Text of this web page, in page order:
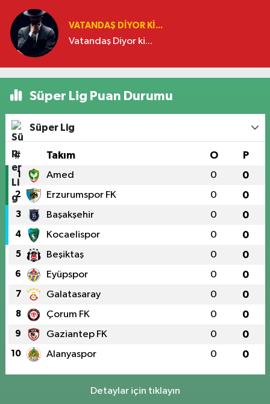
VATANDAŞ DIYOR KI...
Vatandaş Diyor ki...
Süper Lig Puan Durumu
Süper Lig
# Takım O P
1 Amed 0 0
2 Erzurumspor FK 0 0
3 Başakşehir 0 0
4 Kocaelispor 0 0
5 Beşiktaş 0 0
6 Eyüpspor 0 0
7 Galatasaray 0 0
8 Çorum FK 0 0
9 Gaziantep FK 0 0
10 Alanyaspor 0 0
Detaylar için tıklayın